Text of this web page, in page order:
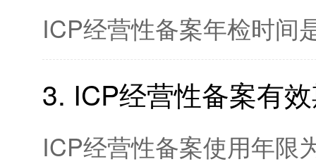
ICP经营性备案年检时间
3. ICP经营性备案有
ICP经营性备案使用年限